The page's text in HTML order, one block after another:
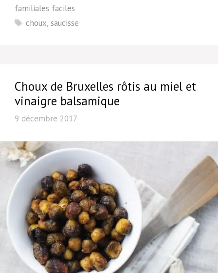
familiales faciles
Étiquettes
choux,saucisse
Choux de Bruxelles rôtis au miel et
vinaigre balsamique
9 décembre 2017